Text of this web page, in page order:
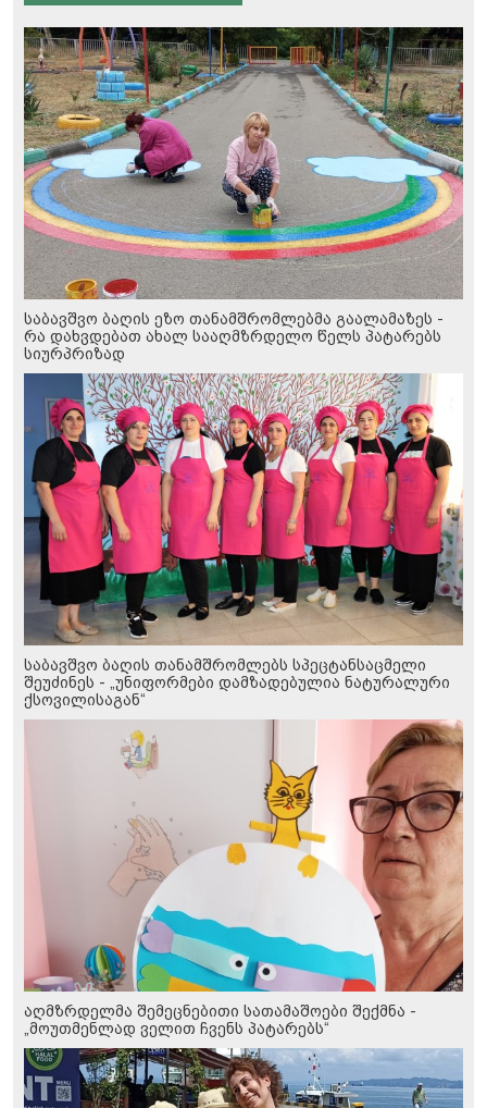
საბავშვო ბაღის ეზო თანამშრომლებმა გაალამაზეს -
რა დახვდებათ ახალ სააღმზრდელო წელს პატარებს
სიურპრიზად
საბავშვო ბაღის თანამშრომლებს სპეცტანსაცმელი
შეუძინეს - „უნიფორმები დამზადებულია ნატურალური
ქსოვილისაგან“
აღმზრდელმა შემეცნებითი სათამაშოები შექმნა -
„მოუთმენლად ველით ჩვენს პატარებს“